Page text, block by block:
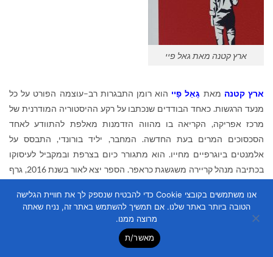
ארץ קטנה מאת גאל פיי
ארץ קטנה מאת גָאֵל פָיי הוא רומן התבגרות רב–עוצמה הפורט על כל
מנעד הרגשות. כאחד הבודדים שנכתבו על רקע ההיסטוריה המודרנית של
מרכז אפריקה, הקריאה בו מהווה הזדמנות מאלפת להתוודע לאחד
הסכסוכים המרים בעת החדשה. המחבר, יליד בורונדי, התבסס על
אלמנטים ביוגרפיים מחייו. הוא מתגורר כיום בצרפת ובמקביל לעיסוקו
בכתיבה מנהל קריירה משגשגת כראפר. הספר יצא לאור בשנת 2016, גרף
לעשרות שפות.
השנה היא 1992. גבריאל בן העשר מתגורר עם הוריו ואחותו בשכונה של
זרים ודיפלומטים בעיר הבירה של בורונדי. אביו הוא יזם צרפתי שהגיע
אנו משתמשים בקובצי Cookie כדי להבטיח שנספק לך את חוויית הגלישה
הטובה ביותר באתר שלנו. אם תמשיך להשתמש באתר זה, נניח שאתה
מרוצה ממנו.
מאשר/ת